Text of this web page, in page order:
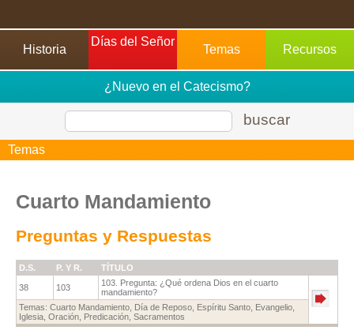
Historia
Días del Señor
Temas Recursos
¿Nuevo en el Catecismo?
buscar
Temas
Cuarto Mandamiento
Preguntas y Respuestas
D.S. P. Y R. TÍTULO
38 103
103. Pregunta: ¿Qué ordena Dios en el cuarto
mandamiento?
Temas: Cuarto Mandamiento Día de Reposo Espíritu Santo Evangelio
Iglesia Oración Predicación Sacramentos